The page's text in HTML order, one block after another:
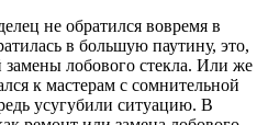
не обратился вовремя в
в большую паутину, это,
замены лобового стекла. Или же
к мастерам с сомнительной
усугубили ситуацию. В